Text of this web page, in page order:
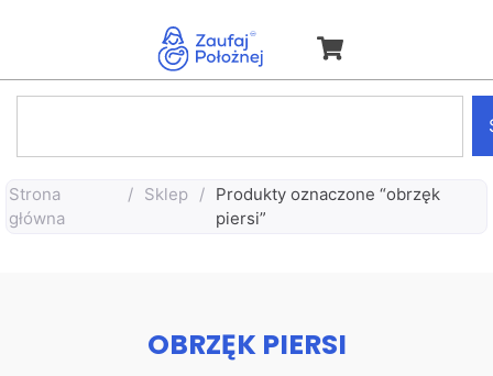
Strona
główna
/ Sklep / Produkty oznaczone “obrzęk
piersi”
OBRZĘK PIERSI